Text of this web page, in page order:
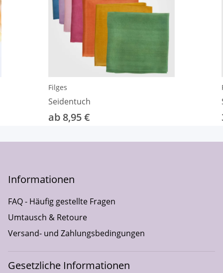
Filges
Seidentuch
ab 8,95 €
Informationen
FAQ - Häufig gestellte Fragen
Umtausch & Retoure
Versand- und Zahlungsbedingungen
Gesetzliche Informationen